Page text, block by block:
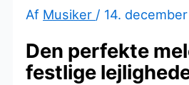
Af Musiker / 14.
Den perfekte
festlige